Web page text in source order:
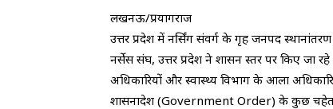
​लखनऊ/प्रयागराज
​उत्तर प्रदेश में नर्सिंग संवर्ग के गृह जनपद
नर्सेस संघ, उत्तर प्रदेश ने शासन स्तर पर किए जा
अधिकारियों और स्वास्थ्य विभाग के आला
शासनादेश (Government Order) के कुछ चहेतों